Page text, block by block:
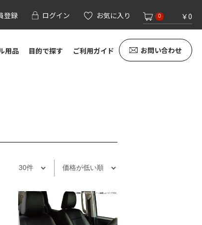
登録 ログイン お気に入り 0 ￥0
用品 目的で探す ご利用ガイド お問い合わせ